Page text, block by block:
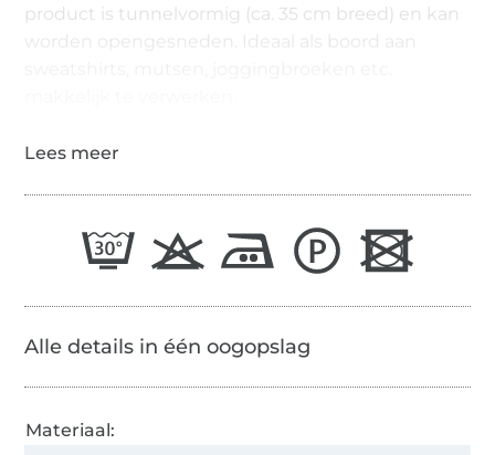
product is tunnelvormig (ca. 35 cm breed) en kan
worden opengesneden. Ideaal als boord aan
Alle details in één oogopslag
Materiaal: